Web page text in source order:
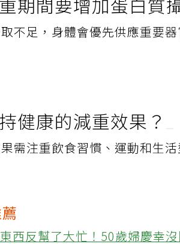
期間要增加蛋白質
不足，身體會優先供應重要
健康的減重效果？
需注重飲食習慣、運動和生